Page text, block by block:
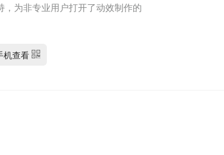
，为非专业用户打开了动效制作的
机查看